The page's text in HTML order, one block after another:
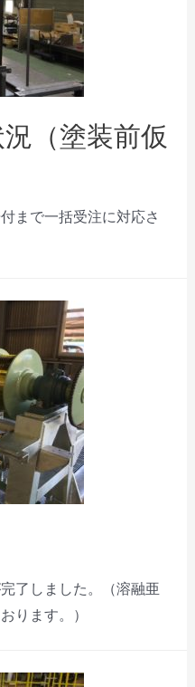
（塗装前仮
まで一括受注に対応さ
了しました。（溶融亜
ります。）